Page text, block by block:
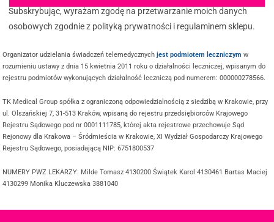
Subskrybując, wyrażam zgodę na przetwarzanie moich danych
osobowych zgodnie z polityką prywatności i regulaminem sklepu.
Organizator udzielania świadczeń telemedycznychjest podmiotem leczniczym w
rozumieniu ustawy z dnia 15 kwietnia 2011 roku o działalności leczniczej, wpisanym do
rejestru podmiotów wykonujących działalność leczniczą pod numerem: 000000278566.
TK Medical Group spółka z ograniczoną odpowiedzialnością z siedzibą w Krakowie, przy
ul. Olszańskiej 7, 31-513 Kraków, wpisaną do rejestru przedsiębiorców Krajowego
Rejestru Sądowego pod nr 0001111785, której akta rejestrowe przechowuje Sąd
Rejonowy dla Krakowa – Śródmieścia w Krakowie, XI Wydział Gospodarczy Krajowego
Rejestru Sądowego, posiadającą NIP: 6751800537
NUMERY PWZ LEKARZY: Milde Tomasz 4130200 Świątek Karol 4130461 Bartas Maciej
4130299 Monika Kluczewska 3881040